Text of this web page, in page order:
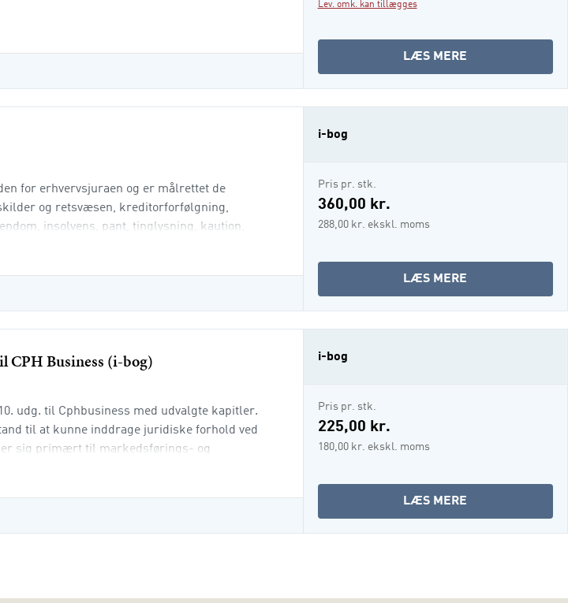
Lev. omk. kan tillægges
LÆS MERE
ERHVERVSJURA
for erhvervsjuraen og er målrettet de
og retsvæsen, kreditorforfølgning,
insolvens, pant, tinglysning, kaution,
i-bog
Pris pr. stk.
360,00 kr.
288,00 kr. ekskl. moms
LÆS MERE
ERHVERVSJURA
CPH Business (i-bog)
udg. til Cphbusiness med udvalgte kapitler.
til at kunne inddrage juridiske forhold ved
sig primært til markedsførings- og
i-bog
Pris pr. stk.
225,00 kr.
180,00 kr. ekskl. moms
LÆS MERE
ERHVERVSJURA